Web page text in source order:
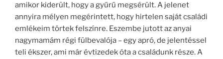
amikor kiderült, hogy a gyűrű megsérült. A jelenet
annyira mélyen megérintett, hogy hirtelen saját családi
emlékeim törtek felszínre. Eszembe jutott az anyai
nagymamám régi fülbevalója – egy apró, de jelentéssel
teli ékszer, ami már évtizedek óta a családunk része. A